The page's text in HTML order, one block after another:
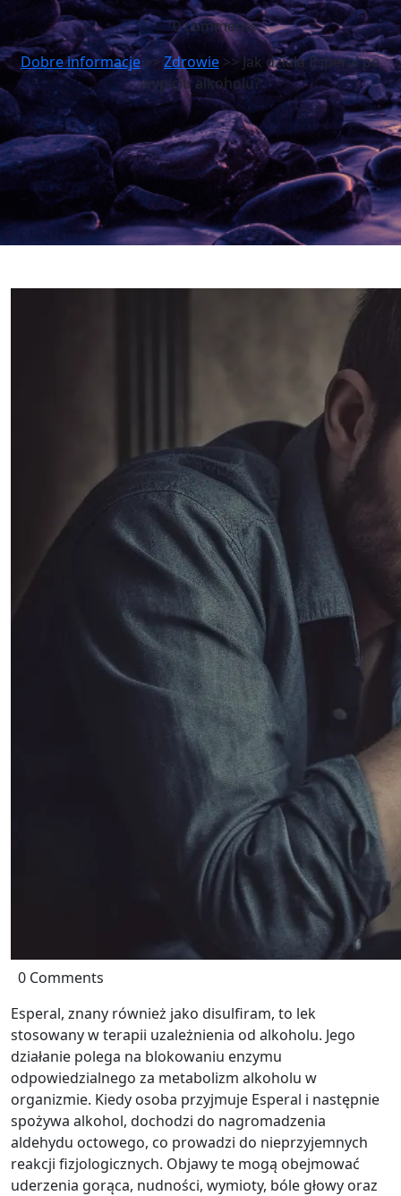
0 comments
Dobre informacje>>Zdrowie >> Jak działa Esperal po
wypiciu alkoholu?
0 Comments
Esperal, znany również jako disulfiram, to lek
stosowany w terapii uzależnienia od alkoholu. Jego
działanie polega na blokowaniu enzymu
odpowiedzialnego za metabolizm alkoholu w
organizmie. Kiedy osoba przyjmuje Esperal i następnie
spożywa alkohol, dochodzi do nagromadzenia
aldehydu octowego, co prowadzi do nieprzyjemnych
reakcji fizjologicznych. Objawy te mogą obejmować
uderzenia gorąca, nudności, wymioty, bóle głowy oraz